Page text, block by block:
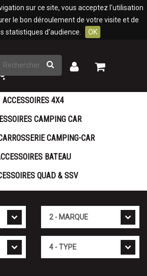
sur ce site, vous acceptez l'utilisation
le bon déroulement de votre visite et de
statistiques d'audience.
OK
Rechercher
Mon
Mon
ACCESSOIRES 4X4
CAMPING CAR
CAMPING-CAR
BATEAU
QUAD & SSV